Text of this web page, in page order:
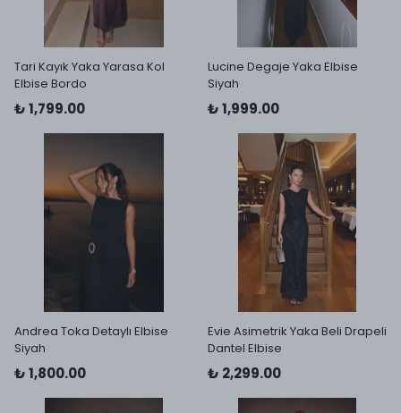
Tari Kayık Yaka Yarasa Kol
Elbise Bordo
₺ 1,799.00
Lucine Degaje Yaka Elbise
Siyah
₺ 1,999.00
Andrea Toka Detaylı Elbise
Siyah
₺ 1,800.00
Evie Asimetrik Yaka Beli Drapeli
Dantel Elbise
₺ 2,299.00